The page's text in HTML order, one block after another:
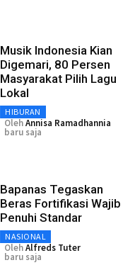
Musik Indonesia Kian
Digemari, 80 Persen
Masyarakat Pilih Lagu
Lokal
HIBURAN
OlehAnnisa Ramadhannia
baru saja
Bapanas Tegaskan
Beras Fortifikasi Wajib
Penuhi Standar
NASIONAL
OlehAlfreds Tuter
baru saja